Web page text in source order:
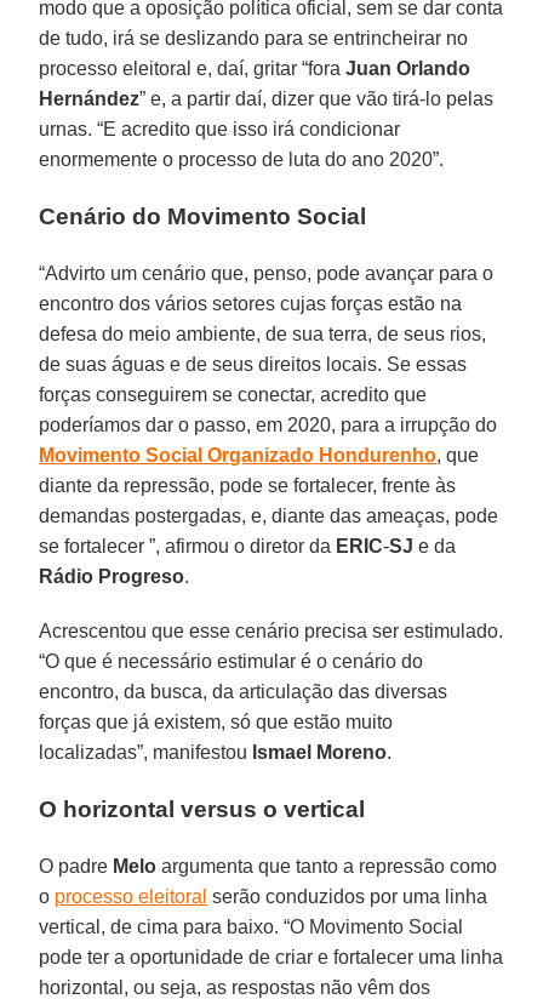
modo que a oposição política oficial, sem se dar conta
de tudo, irá se deslizando para se entrincheirar no
processo eleitoral e, daí, gritar “foraJuan Orlando
Hernández” e, a partir daí, dizer que vão tirá-lo pelas
urnas. “E acredito que isso irá condicionar
enormemente o processo de luta do ano 2020”.
Cenário do Movimento Social
“Advirto um cenário que, penso, pode avançar para o
encontro dos vários setores cujas forças estão na
defesa do meio ambiente, de sua terra, de seus rios,
de suas águas e de seus direitos locais. Se essas
forças conseguirem se conectar, acredito que
poderíamos dar o passo, em 2020, para a irrupção do
Movimento Social Organizado Hondurenho, que
diante da repressão, pode se fortalecer, frente às
demandas postergadas, e, diante das ameaças, pode
se fortalecer ”, afirmou o diretor da ERIC-SJ e da
Rádio Progreso.
Acrescentou que esse cenário precisa ser estimulado.
“O que é necessário estimular é o cenário do
encontro, da busca, da articulação das diversas
forças que já existem, só que estão muito
localizadas”, manifestou Ismael Moreno.
O horizontal versus o vertical
O padre Melo argumenta que tanto a repressão como
o processo eleitoral serão conduzidos por uma linha
vertical, de cima para baixo. “O Movimento Social
pode ter a oportunidade de criar e fortalecer uma linha
horizontal, ou seja, as respostas não vêm dos